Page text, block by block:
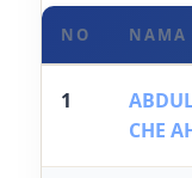
NO NAMA
1
CHE